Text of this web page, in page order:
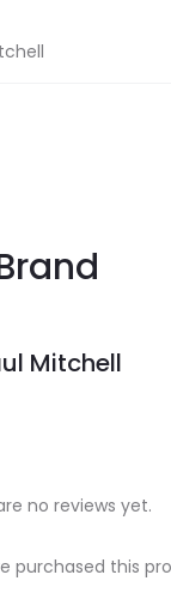
Mitchell
no reviews yet.
purchased this